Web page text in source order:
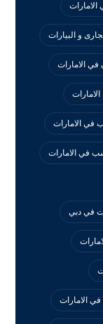
الامارات
و البيارات
الامارات
في الامارات
في الامارات
في دبي
الامارات